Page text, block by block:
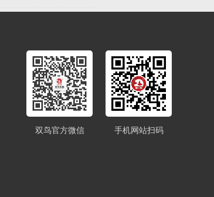
手机网站扫码
双鸟官方微信